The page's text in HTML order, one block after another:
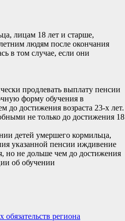
лицам 18 лет и старше,
людям после окончания
в том случае, если они
продлевать выплату пенсии
форму обучения в
до достижения возраста 23-х лет.
не только до достижения 18
детей умершего кормильца,
указанной пенсии иждивение
но не дольше чем до достижения
об обучении
региона